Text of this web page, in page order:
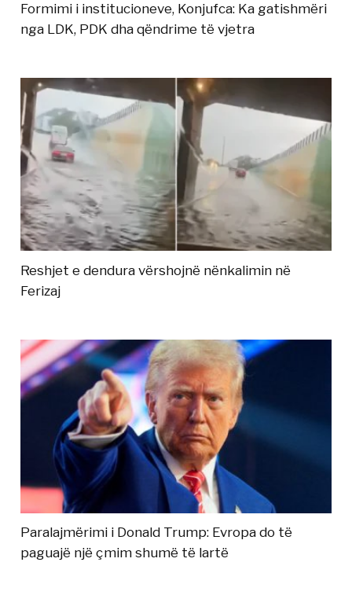
Formimi i institucioneve, Konjufca: Ka gatishmëri
nga LDK, PDK dha qëndrime të vjetra
Reshjet e dendura vërshojnë nënkalimin në
Ferizaj
Paralajmërimi i Donald Trump: Evropa do të
paguajë një çmim shumë të lartë